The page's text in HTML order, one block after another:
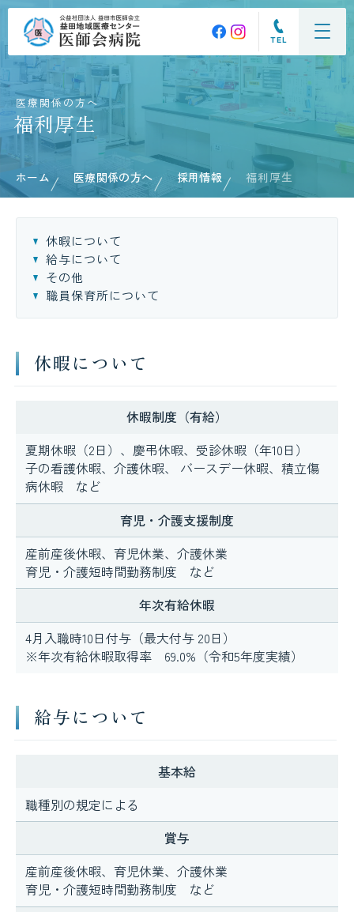
TEL
医療関係の方へ
福利厚生
ホーム 医療関係の方へ 採用情報 福利厚生
休暇について
給与について
その他
職員保育所について
休暇について
休暇制度（有給）
夏期休暇（2日）、慶弔休暇、受診休暇（年10日）
子の看護休暇、介護休暇、 バースデー休暇、積立傷
病休暇 など
育児・介護支援制度
産前産後休暇、育児休業、介護休業
育児・介護短時間勤務制度 など
年次有給休暇
4月入職時10日付与（最大付与 20日）
※年次有給休暇取得率 69.0%（令和5年度実績）
給与について
基本給
職種別の規定による
賞与
産前産後休暇、育児休業、介護休業
育児・介護短時間勤務制度 など